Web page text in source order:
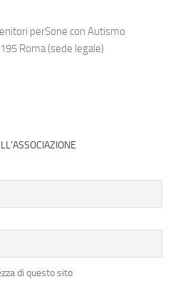
perSone con Autismo
Roma (sede legale)
di questo sito